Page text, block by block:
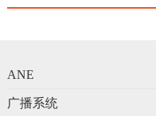
ANE
广播系统